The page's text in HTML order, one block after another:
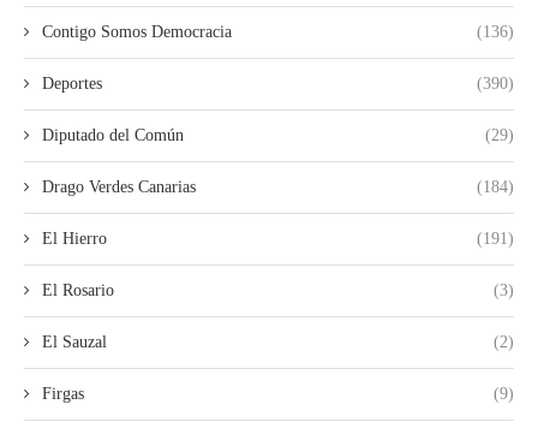
Contigo Somos Democracia (136)
Deportes (390)
Diputado del Común (29)
Drago Verdes Canarias (184)
El Hierro (191)
El Rosario (3)
El Sauzal (2)
Firgas (9)